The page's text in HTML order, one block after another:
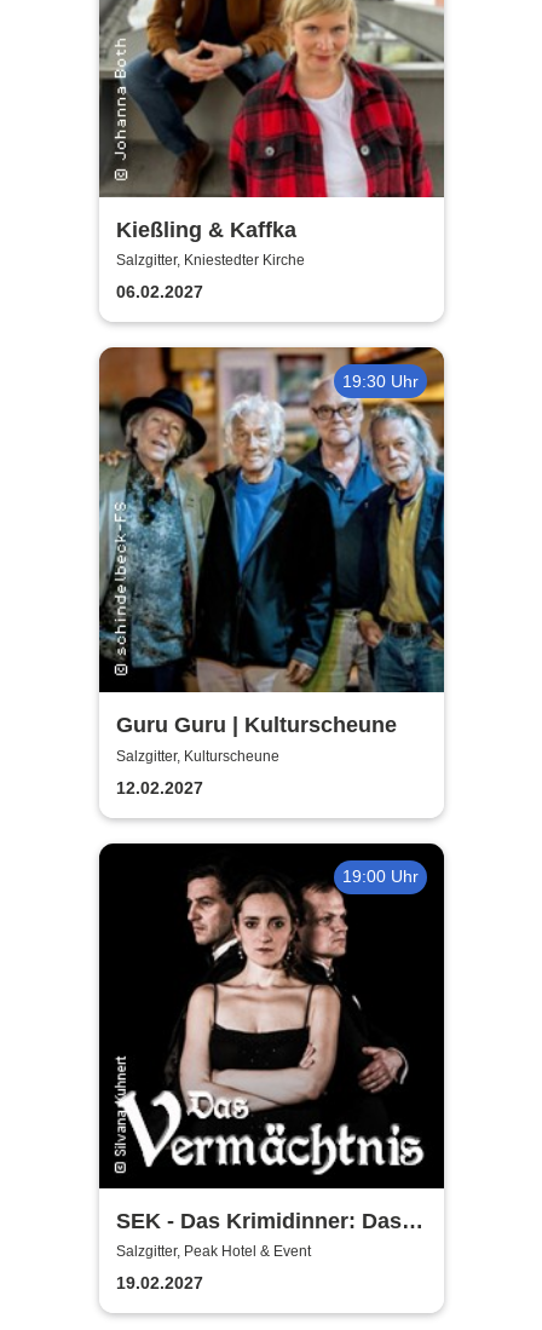
Kießling & Kaffka
Salzgitter, Kniestedter Kirche
06.02.2027
19:30 Uhr
Guru Guru | Kulturscheune
Salzgitter, Kulturscheune
12.02.2027
19:00 Uhr
SEK - Das Krimidinner: Das
Vermächtnis
Salzgitter, Peak Hotel & Event
19.02.2027